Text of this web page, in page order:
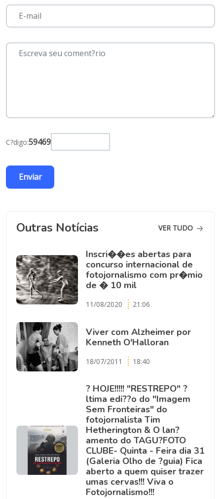
C?digo:59469
Outras Notícias VER TUDO
Inscri��es abertas para
concurso internacional de
fotojornalismo com pr�mio
de � 10 mil
11/08/2020 21:06
Viver com Alzheimer por
Kenneth O'Halloran
18/07/2011 18:40
? HOJE!!!!! "RESTREPO" ?
ltima edi??o do "Imagem
Sem Fronteiras" do
fotojornalista Tim
Hetherington & O lan?
amento do TAGU?FOTO
CLUBE- Quinta - Feira dia 31
(Galeria Olho de ?guia) Fica
aberto a quem quiser trazer
umas cervas!!! Viva o
Fotojornalismo!!!